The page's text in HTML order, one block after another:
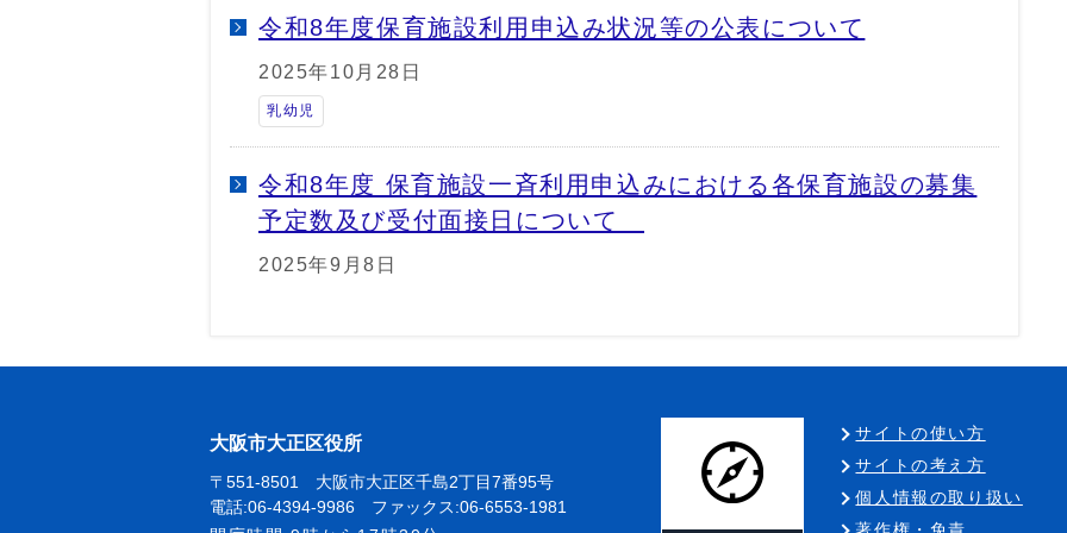
令和8年度保育施設利用申込み状況等の公表について
2025年10月28日
乳幼児
令和8年度 保育施設一斉利用申込みにおける各保育施設の募集
予定数及び受付面接日について
2025年9月8日
大阪市大正区役所
〒551-8501 大阪市大正区千島2丁目7番95号
電話:06-4394-9986 ファックス:06-6553-1981
サイトの使い方
サイトの考え方
個人情報の取り扱い